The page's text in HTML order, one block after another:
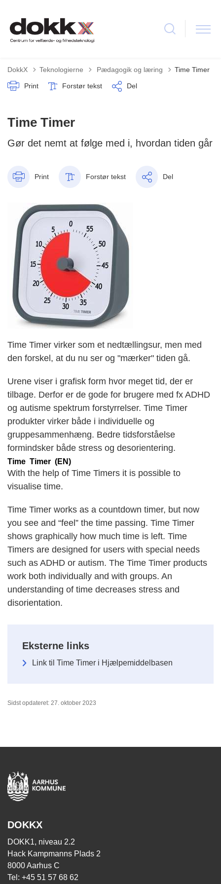
DokkX Teknologierne Tilbage til
Pædagogik og læring Time Timer
Print Forstør tekst Del
Time Timer
Gør det nemt at følge med i, hvordan tiden går
Print Forstør tekst Del
Time Timer virker som et nedtællingsur, men med
den forskel, at du nu ser og "mærker" tiden gå.
Urene viser i grafisk form hvor meget tid, der er
tilbage. Derfor er de gode for brugere med fx ADHD
og autisme spektrum forstyrrelser. Time Timer
produkter virker både i individuelle og
gruppesammenhæng. Bedre tidsforståelse
formindsker både stress og desorientering.
Time Timer (EN)
With the help of Time Timers it is possible to
visualise time.
Time Timer works as a countdown timer, but now
you see and “feel” the time passing. Time Timer
shows graphically how much time is left. Time
Timers are designed for users with special needs
such as ADHD or autism. The Time Timer products
work both individually and with groups. An
understanding of time decreases stress and
disorientation.
Eksterne links
Link til Time Timer i Hjælpemiddelbasen
Sidst opdateret: 27. oktober 2023
DOKKX
DOKK1, niveau 2.2
Hack Kampmanns Plads 2
8000 Aarhus C
Tel: +45 51 57 68 62